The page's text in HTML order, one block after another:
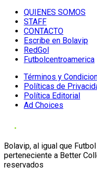
QUIENES SOMOS
STAFF
CONTACTO
Escribe en Bolavip
RedGol
Futbolcentroamerica
Términos y
Políticas de
Política Editorial
Ad Choices
Bolavip, al igual que
perteneciente a Better
reservados